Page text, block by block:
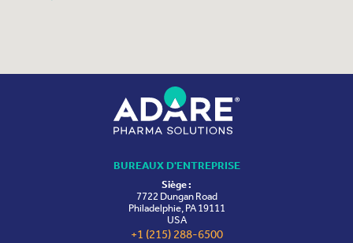
BUREAUX D'ENTREPRISE
Siège :
7722 Dungan Road
Philadelphie, PA 19111
USA
+1 (215) 288-6500